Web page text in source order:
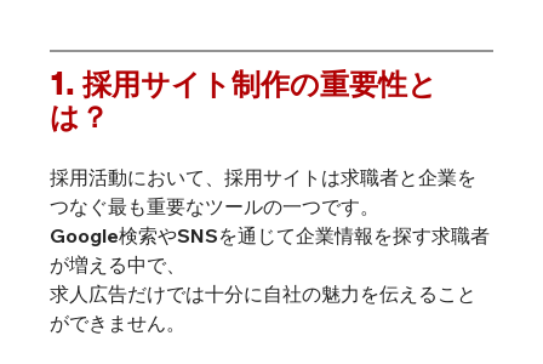
1. 採用サイト制作の重要性と
は？
採用活動において、採用サイトは求職者と企業を
つなぐ最も重要なツールの一つです。
Google検索やSNSを通じて企業情報を探す求職者
が増える中で、
求人広告だけでは十分に自社の魅力を伝えること
ができません。